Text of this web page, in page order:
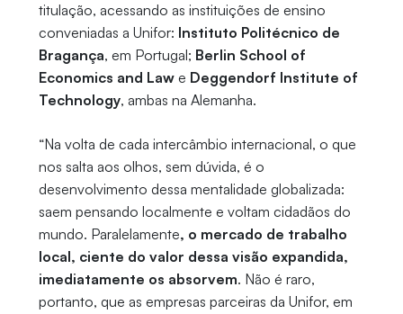
titulação, acessando as instituições de ensino
conveniadas a Unifor: Instituto Politécnico de
Bragança, em Portugal; Berlin School of
Economics and Lawe Deggendorf Institute of
Technology, ambas na Alemanha.
“Na volta de cada intercâmbio internacional, o que
nos salta aos olhos, sem dúvida, é o
desenvolvimento dessa mentalidade globalizada:
saem pensando localmente e voltam cidadãos do
mundo. Paralelamente, o mercado de trabalho
local, ciente do valor dessa visão expandida,
imediatamente os absorvem. Não é raro,
portanto, que as empresas parceiras da Unifor, em